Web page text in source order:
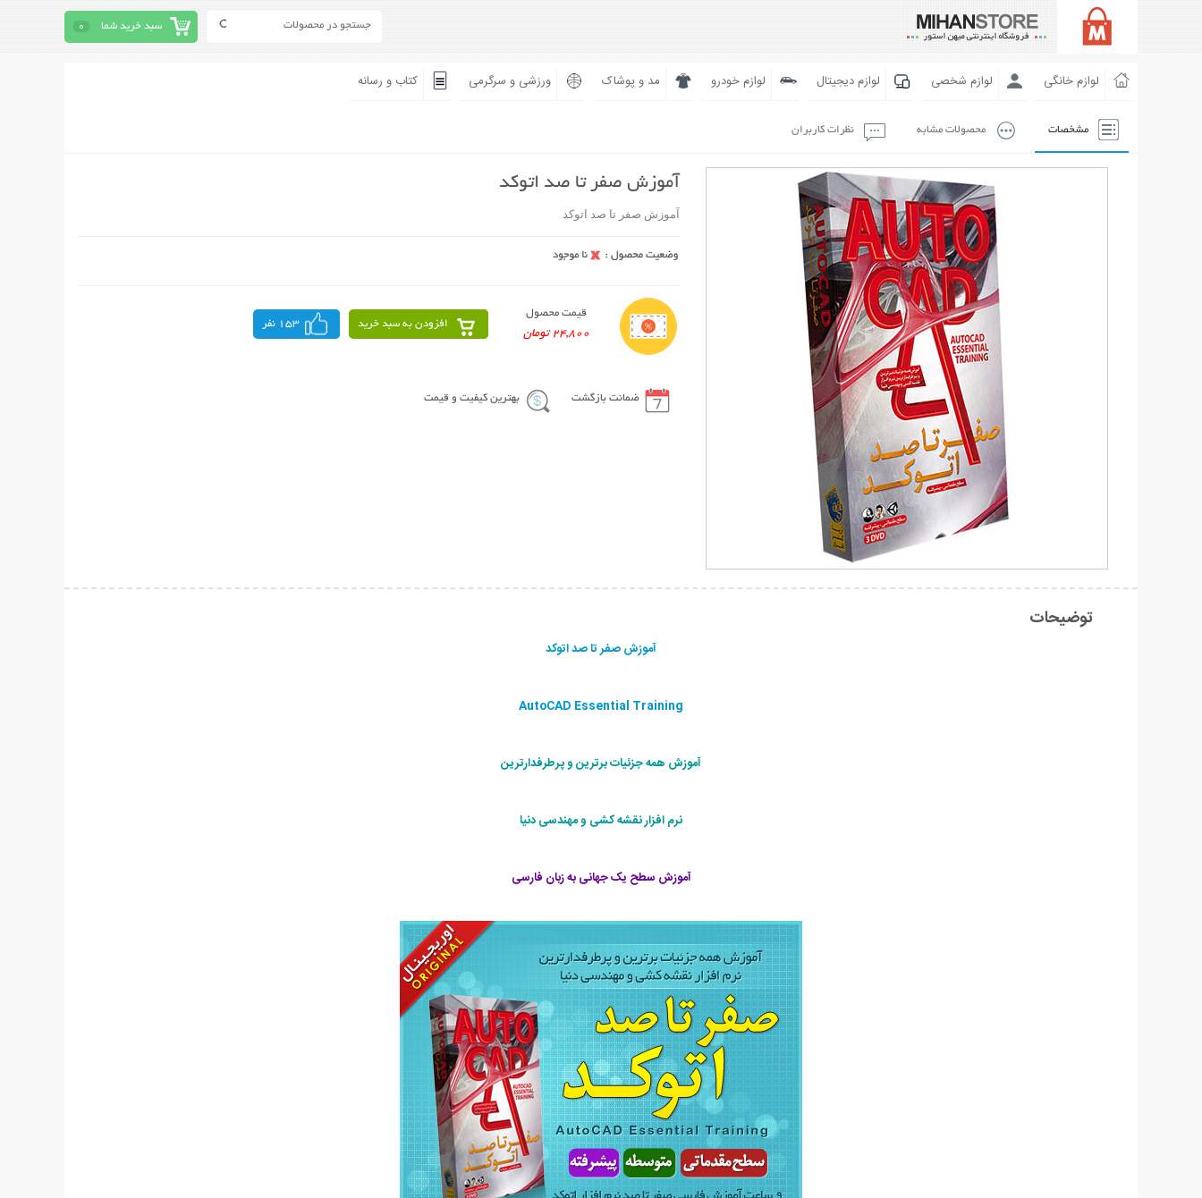
سبد خرید شما 0
لوازم خانگی لوازم شخصی لوازم دیجیتال لوازم خودرو مد و پوشاک ورزشی و سرگرمی کتاب و رسانه
مشخصات محصولات مشابه نظرات کاربران
آموزش صفر تا صد اتوکد
آموزش صفر تا صد اتوکد
قیمت محصول
24,800 تومان
افزودن به سبد خرید 153 نفر
ضمانت بازگشت بهترین کیفیت و قیمت
توضیحات
آموزش صفر تا صد اتوکد
AutoCAD Essential Training
آموزش همه جزئیات برترین و پرطرفدارترین
نرم افزار نقشه کشی و مهندسی دنیا
آموزش سطح یک جهانی به زبان فارسی